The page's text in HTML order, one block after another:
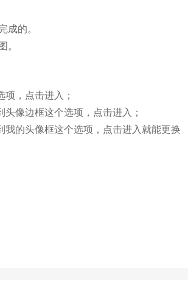
成的。
。
，点击进入；
像边框这个选项，点击进入；
的头像框这个选项，点击进入就能更换